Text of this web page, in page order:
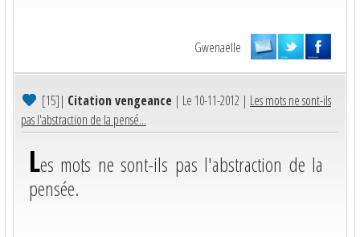
Gwenaëlle
[15]| Citation vengeance | Le 10-11-2012 | Les mots ne sont-ils
pas l'abstraction de la pensé...
Les mots ne sont-ils pas l'abstraction de la
pensée.